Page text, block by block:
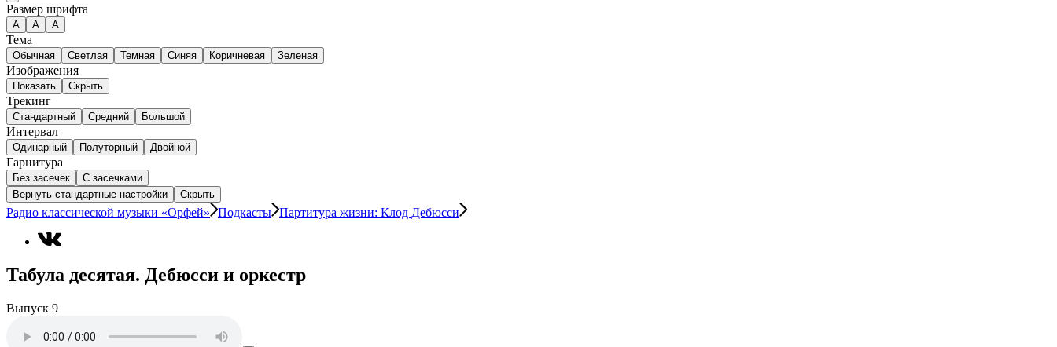
Размер шрифта
А A A
Тема
Обычная Светлая Темная Синяя Коричневая Зеленая
Изображения
Показать Скрыть
Трекинг
Стандартный Средний Большой
Интервал
Одинарный Полуторный Двойной
Гарнитура
Без засечек
С засечками
Вернуть стандартные настройки
Скрыть
Радио классической музыки «Орфей» Подкасты Партитура жизни: Клод Дебюсси
Табула десятая. Дебюсси и оркестр
Выпуск 9